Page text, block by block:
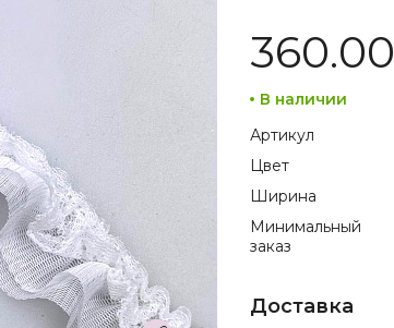
360.00
В наличии
Артикул
Цвет
Ширина
Минимальный
заказ
Доставка